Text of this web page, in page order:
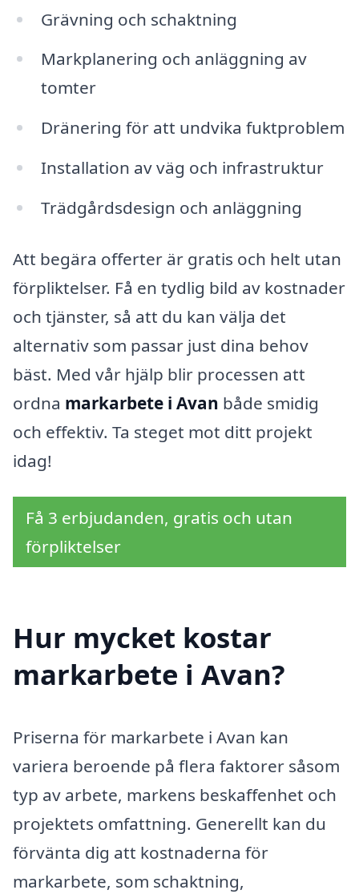
Grävning och schaktning
Markplanering och anläggning av
tomter
Dränering för att undvika fuktproblem
Installation av väg och infrastruktur
Trädgårdsdesign och anläggning
Att begära offerter är gratis och helt utan
förpliktelser. Få en tydlig bild av kostnader
och tjänster, så att du kan välja det
alternativ som passar just dina behov
bäst. Med vår hjälp blir processen att
ordna markarbete i Avan både smidig
och effektiv. Ta steget mot ditt projekt
idag!
Få 3 erbjudanden, gratis och utan
förpliktelser
Hur mycket kostar
markarbete i Avan?
Priserna för markarbete i Avan kan
variera beroende på flera faktorer såsom
typ av arbete, markens beskaffenhet och
projektets omfattning. Generellt kan du
förvänta dig att kostnaderna för
markarbete, som schaktning,